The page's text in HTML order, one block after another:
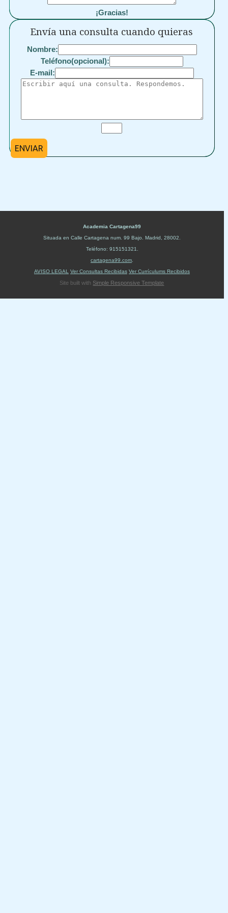
¡Gracias!
Envía una consulta cuando quieras
Nombre:
Teléfono(opcional):
E-mail:
ENVIAR
Academia Cartagena99
Situada en Calle Cartagena num. 99 Bajo Madrid 28002
Teléfono: 915151321
cartagena99.com
AVISO LEGAL
Ver Consultas Recibidas Ver Currículums Recibidos
Site built with Simple Responsive Template